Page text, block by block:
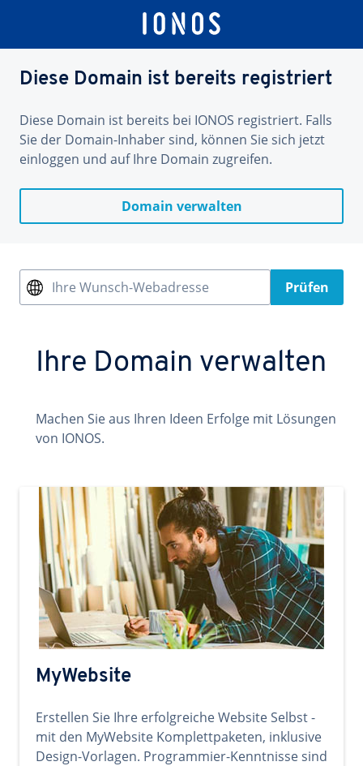
Diese Domain ist bereits registriert
Diese Domain ist bereits bei IONOS registriert. Falls
Sie der Domain-Inhaber sind, können Sie sich jetzt
einloggen und auf Ihre Domain zugreifen.
Domain verwalten
Ihre Wunsch-Webadresse Prüfen
Ihre Domain verwalten
Machen Sie aus Ihren Ideen Erfolge mit Lösungen
von IONOS.
MyWebsite
Erstellen Sie Ihre erfolgreiche Website Selbst -
mit den MyWebsite Komplettpaketen, inklusive
Design-Vorlagen. Programmier-Kenntnisse sind